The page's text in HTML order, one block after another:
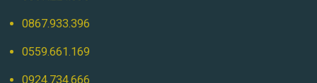
0867.933.396
0559.661.169
0924.734.666